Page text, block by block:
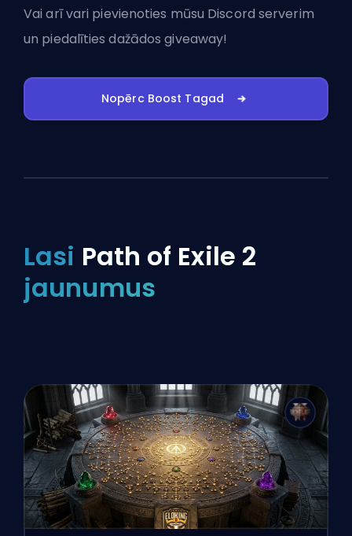
Vai arī vari pievienoties mūsu Discord serverim
un piedalīties dažādos giveaway!
Nopērc Boost Tagad
Lasi Path of Exile 2
jaunumus